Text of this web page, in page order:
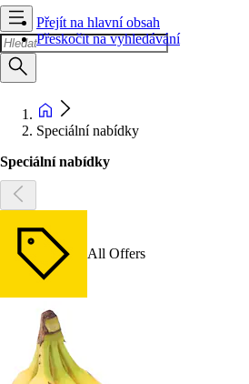
Přejít na hlavní obsah
Přeskočit na vyhledávání
Speciální nabídky
Speciální nabídky
All Offers